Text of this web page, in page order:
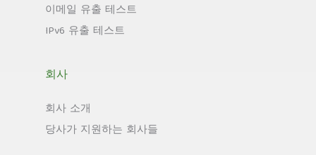
이메일 유출 테스트
IPv6 유출 테스트
회사
회사 소개
당사가 지원하는 회사들